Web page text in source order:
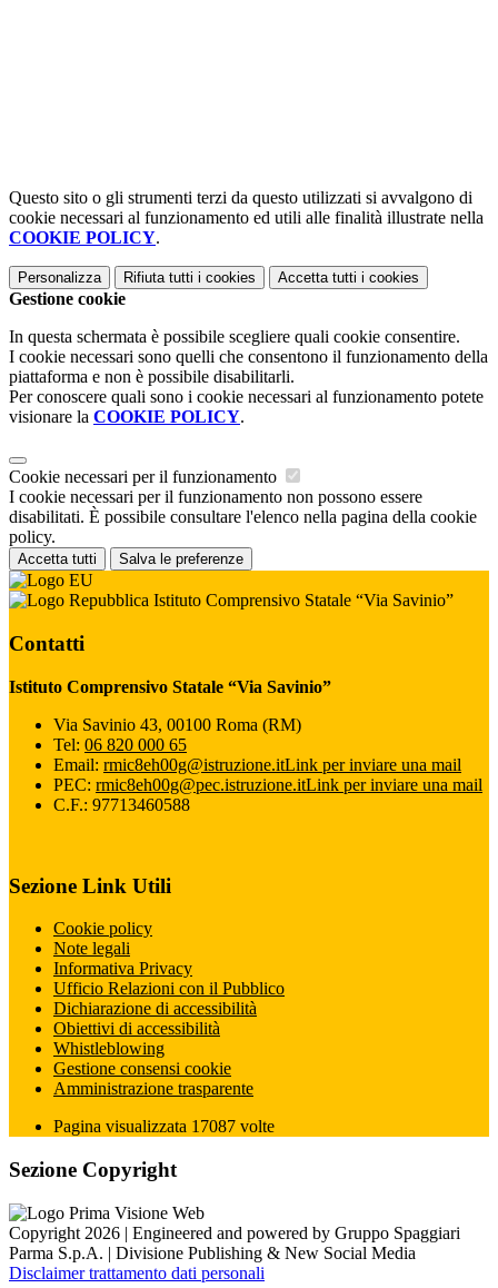
Questo sito o gli strumenti terzi da questo utilizzati si avvalgono di
cookie necessari al funzionamento ed utili alle finalità illustrate nella
COOKIE POLICY.
Personalizza Rifiuta tutti i cookies Accetta tutti i cookies
Gestione cookie
In questa schermata è possibile scegliere quali cookie consentire.
I cookie necessari sono quelli che consentono il funzionamento della
piattaforma e non è possibile disabilitarli.
Per conoscere quali sono i cookie necessari al funzionamento potete
visionare la COOKIE POLICY.
Cookie necessari per il funzionamento
I cookie necessari per il funzionamento non possono essere
disabilitati. È possibile consultare l'elenco nella pagina della cookie
policy.
Accetta tutti Salva le preferenze
Istituto Comprensivo Statale “Via Savinio”
Contatti
Istituto Comprensivo Statale “Via Savinio”
Via Savinio 43, 00100 Roma (RM)
Tel: 06 820 000 65
Email: rmic8eh00g@istruzione.itLink per inviare una mail
PEC: rmic8eh00g@pec.istruzione.itLink per inviare una mail
C.F.: 97713460588
Sezione Link Utili
Cookie policy
Note legali
Informativa Privacy
Ufficio Relazioni con il Pubblico
Dichiarazione di accessibilità
Obiettivi di accessibilità
Whistleblowing
Gestione consensi cookie
Amministrazione trasparente
Pagina visualizzata 17087 volte
Sezione Copyright
Copyright 2026 | Engineered and powered by Gruppo Spaggiari
Parma S.p.A. | Divisione Publishing & New Social Media
Disclaimer trattamento dati personali